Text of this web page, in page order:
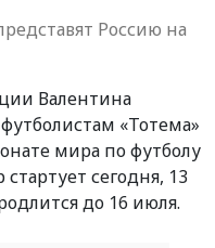
Россию на
Валентина
«Тотема»
мира по футболу
сегодня, 13
до 16 июля.